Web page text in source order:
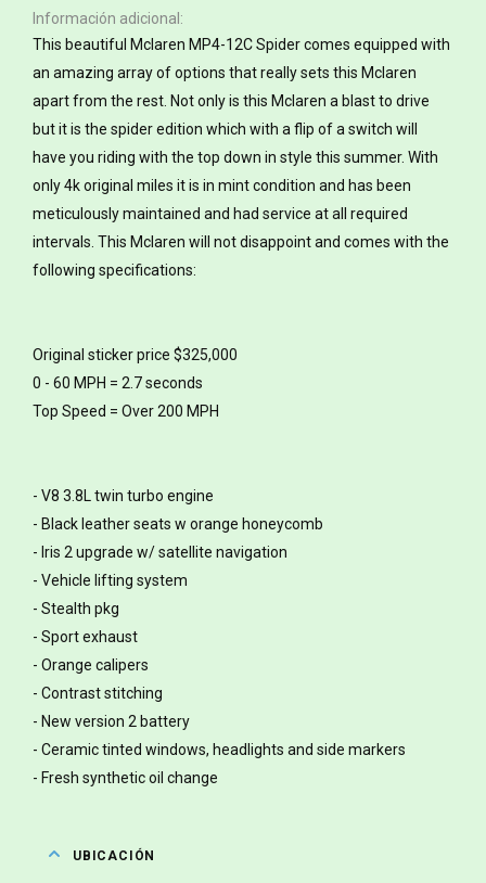
Información adicional
This beautiful Mclaren MP4-12C Spider comes equipped with
an amazing array of options that really sets this Mclaren
apart from the rest. Not only is this Mclaren a blast to drive
but it is the spider edition which with a flip of a switch will
have you riding with the top down in style this summer. With
only 4k original miles it is in mint condition and has been
meticulously maintained and had service at all required
intervals. This Mclaren will not disappoint and comes with the
following specifications:
Original sticker price $325,000
0 - 60 MPH = 2.7 seconds
Top Speed = Over 200 MPH
- V8 3.8L twin turbo engine
- Black leather seats w orange honeycomb
- Iris 2 upgrade w/ satellite navigation
- Vehicle lifting system
- Stealth pkg
- Sport exhaust
- Orange calipers
- Contrast stitching
- New version 2 battery
- Ceramic tinted windows, headlights and side markers
- Fresh synthetic oil change
UBICACIÓN